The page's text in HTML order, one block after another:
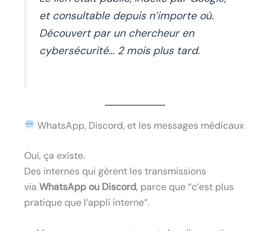
et consultable depuis n’importe où.
Découvert par un chercheur en
cybersécurité… 2 mois plus tard.
WhatsApp, Discord, et les messages médicaux
Oui, ça existe.
Des internes qui gèrent les transmissions
via WhatsApp ou Discord, parce que “c’est plus
pratique que l’appli interne”.